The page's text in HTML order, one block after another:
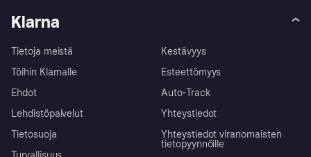
Klarna
Tietoja meistä
Töihin Klarnalle
Ehdot
Lehdistöpalvelut
Tietosuoja
Kestävyys
Esteettömyys
Auto-Track
Yhteystiedot
Yhteystiedot viranomaisten
tietopyynnöille